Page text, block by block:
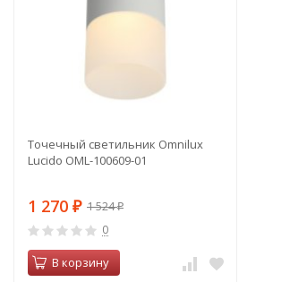
Точечный светильник Omnilux
Lucido OML-100609-01
1 270 ₽ 1 524₽
0
В корзину